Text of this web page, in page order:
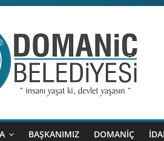
BAŞKANIMIZ DOMANİÇ